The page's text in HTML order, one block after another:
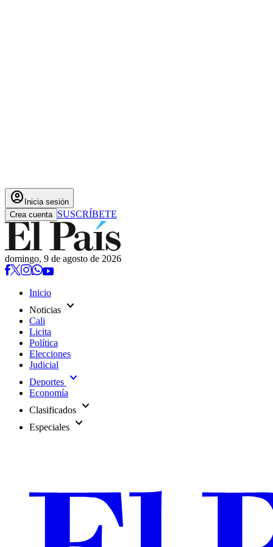
account_circle Inicia sesión
Crea cuenta SUSCRÍBETE
domingo, 9 de agosto de 2026
Inicio
Noticias expand_more
Cali
Licita
Política
Elecciones
Judicial
Deportes expand_more
Economía
Clasificados expand_more
Especiales expand_more